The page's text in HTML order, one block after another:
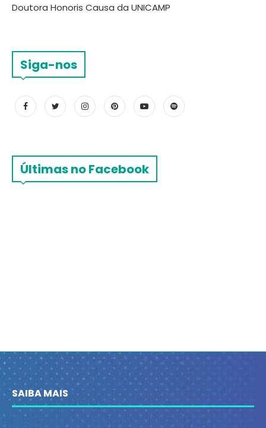
Doutora Honoris Causa da UNICAMP
Siga-nos
Últimas no Facebook
SAIBA MAIS